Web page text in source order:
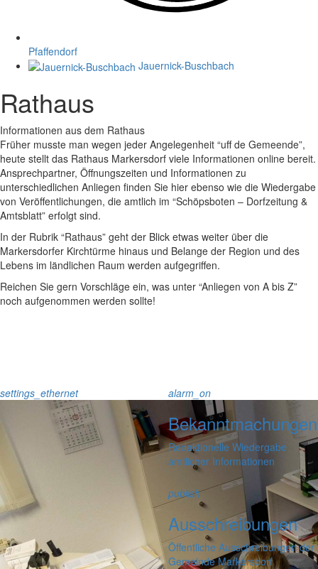
Pfaffendorf
Jauernick-Buschbach
Rathaus
Informationen aus dem Rathaus
Früher musste man wegen jeder Angelegenheit “uff de Gemeende”,
heute stellt das Rathaus Markersdorf viele Informationen online bereit.
Ansprechpartner, Öffnungszeiten und Informationen zu
unterschiedlichen Anliegen finden Sie hier ebenso wie die Wiedergabe
von Veröffentlichungen, die amtlich im “Schöpsboten – Dorfzeitung &
Amtsblatt” erfolgt sind.
In der Rubrik “Rathaus” geht der Blick etwas weiter über die
Markersdorfer Kirchtürme hinaus und Belange der Region und des
Lebens im ländlichen Raum werden aufgegriffen.
Reichen Sie gern Vorschläge ein, was unter “Anliegen von A bis Z”
noch aufgenommen werden sollte!
settings_ethernet alarm_on
Bekanntmachungen
Redaktionelle Wiedergabe
amtlicher Informationen
publish
Ausschreibungen
Öffentliche Ausschreibungen der
Gemeinde Markersdorf